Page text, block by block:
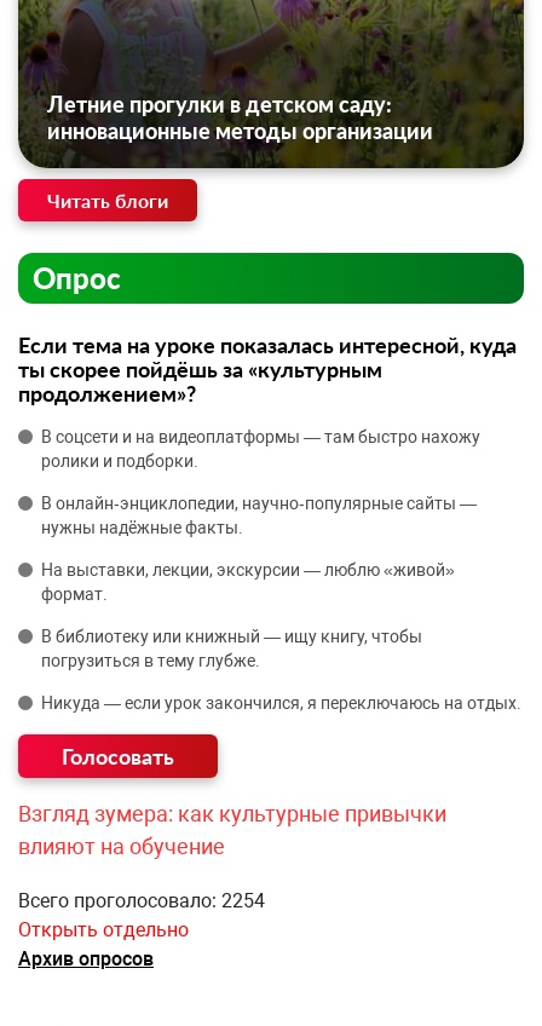
Летние прогулки в детском саду:
инновационные методы организации
Читать блоги
Опрос
Если тема на уроке показалась интересной, куда
ты скорее пойдёшь за «культурным
продолжением»?
В соцсети и на видеоплатформы — там быстро нахожу
ролики и подборки.
В онлайн‑энциклопедии, научно‑популярные сайты —
нужны надёжные факты.
На выставки, лекции, экскурсии — люблю «живой»
формат.
В библиотеку или книжный — ищу книгу, чтобы
погрузиться в тему глубже.
Никуда — если урок закончился, я переключаюсь на отдых.
Взгляд зумера: как культурные привычки
влияют на обучение
Всего проголосовало: 2254
Открыть отдельно
Архив опросов